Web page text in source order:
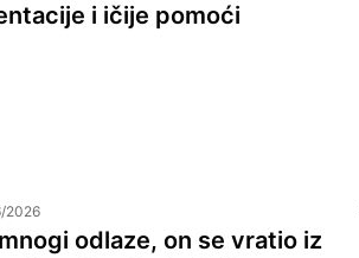
i ičije pomoći
2026
odlaze, on se vratio iz